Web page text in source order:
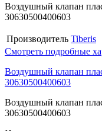
Воздушный клапан
30630500400603
Производитель Tiberis
Смотреть подробные
Воздушный клапан
30630500400603
Воздушный клапан
30630500400603